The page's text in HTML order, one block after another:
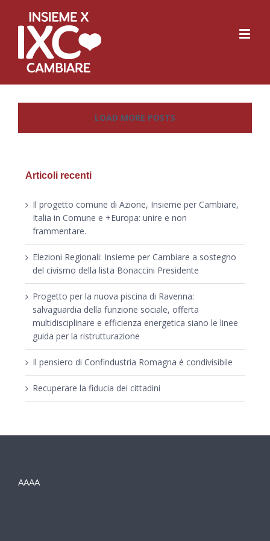
LOAD MORE POSTS
Articoli recenti
Il progetto comune di Azione, Insieme per Cambiare,
Italia in Comune e +Europa: unire e non
frammentare.
Elezioni Regionali: Insieme per Cambiare a sostegno
del civismo della lista Bonaccini Presidente
Progetto per la nuova piscina di Ravenna:
salvaguardia della funzione sociale, offerta
multidisciplinare e efficienza energetica siano le linee
guida per la ristrutturazione
Il pensiero di Confindustria Romagna è condivisibile
Recuperare la fiducia dei cittadini
AAAA